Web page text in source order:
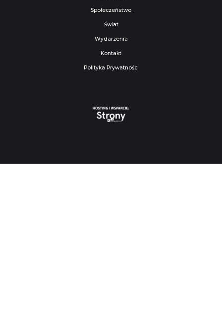
Społeczeństwo
Świat
Wydarzenia
Kontakt
Polityka Prywatności